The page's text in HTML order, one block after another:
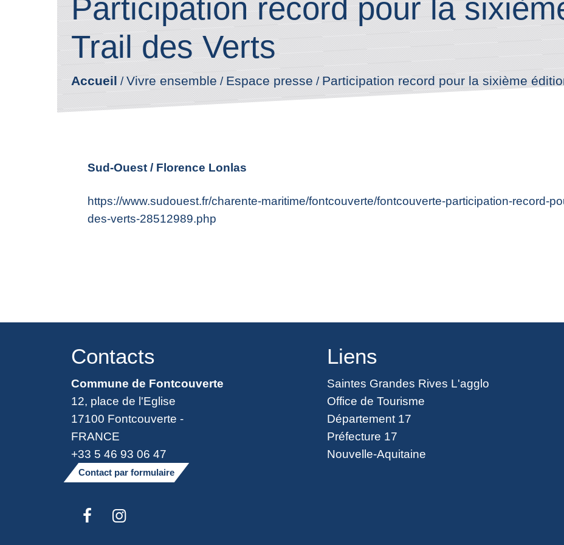
Participation record pour la
Trail des Verts
Accueil /Vivre ensemble/ Espace presse/Participation record pour la sixième
Sud-Ouest / Florence Lonlas
https://www.sudouest.fr/charente-maritime/fontcouverte/fontcouverte-participation-record-
des-verts-28512989.php
Contacts
Commune de Fontcouverte
12, place de l'Eglise
17100 Fontcouverte -
FRANCE
+33 5 46 93 06 47
Contact par formulaire
Liens
Saintes Grandes Rives L'agglo
Office de Tourisme
Département 17
Préfecture 17
Nouvelle-Aquitaine